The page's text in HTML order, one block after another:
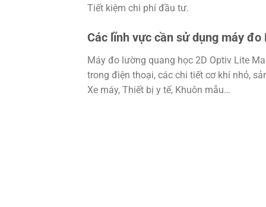
Tiết kiệm chi phí đầu tư.
Các lĩnh vực cần sử dụng máy
Máy đo lường quang học 2D Optiv Lite
trong điện thoại, các chi tiết cơ khí nhỏ,
Xe máy, Thiết bị y tế, Khuôn mẫu…